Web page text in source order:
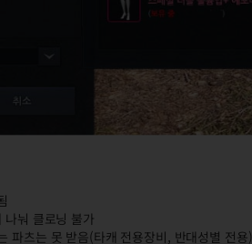
눠 클로닝 불가
파츠는 못 받음(타캐 전용장비, 반대성별 전용)